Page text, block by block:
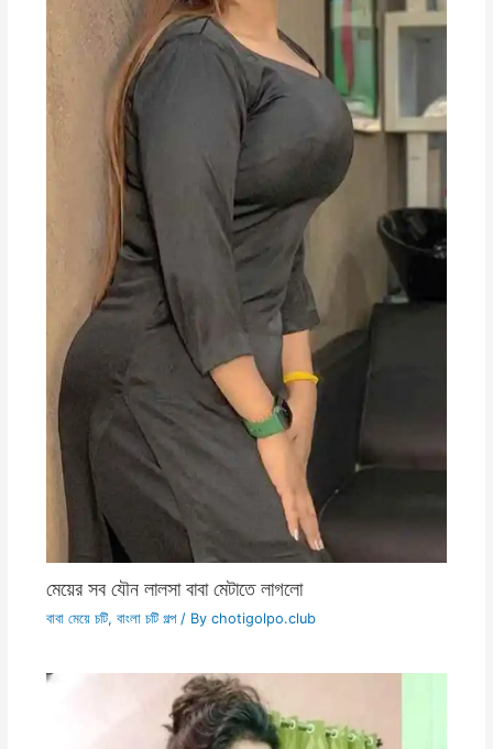
মেয়ের সব যৌন লালসা বাবা মেটাতে লাগলো
বাবা মেয়ে চটি, বাংলা চটি গল্প/ By chotigolpo.club